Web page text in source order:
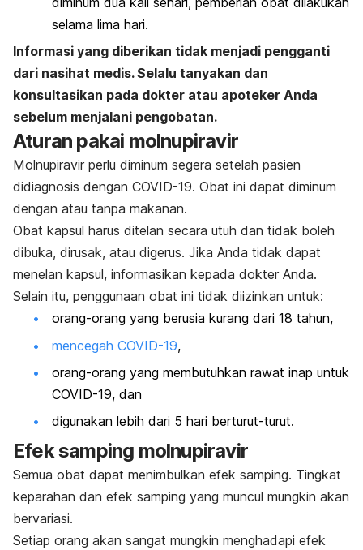
selama lima hari.
Informasi yang diberikan tidak menjadi pengganti
dari nasihat medis. Selalu tanyakan dan
konsultasikan pada dokter atau apoteker Anda
sebelum menjalani pengobatan.
Aturan pakai molnupiravir
Molnupiravir perlu diminum segera setelah pasien
didiagnosis dengan COVID-19. Obat ini dapat diminum
dengan atau tanpa makanan.
Obat kapsul harus ditelan secara utuh dan tidak boleh
dibuka, dirusak, atau digerus. Jika Anda tidak dapat
menelan kapsul, informasikan kepada dokter Anda.
Selain itu, penggunaan obat ini tidak diizinkan untuk:
orang-orang yang berusia kurang dari 18 tahun,
mencegah COVID-19,
orang-orang yang membutuhkan rawat inap untuk
COVID-19, dan
digunakan lebih dari 5 hari berturut-turut.
Efek samping molnupiravir
Semua obat dapat menimbulkan efek samping. Tingkat
keparahan dan efek samping yang muncul mungkin akan
bervariasi.
Setiap orang akan sangat mungkin menghadapi efek